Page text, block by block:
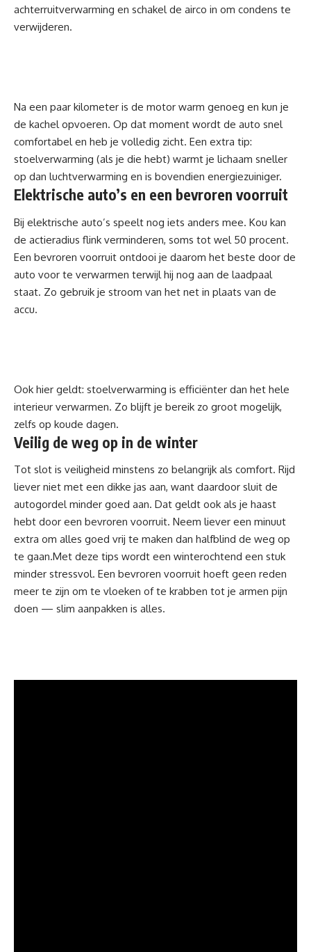
achterruitverwarming en schakel de airco in om condens te
verwijderen.
Na een paar kilometer is de motor warm genoeg en kun je
de kachel opvoeren. Op dat moment wordt de auto snel
comfortabel en heb je volledig zicht. Een extra tip:
stoelverwarming (als je die hebt) warmt je lichaam sneller
op dan luchtverwarming en is bovendien energiezuiniger.
Elektrische auto’s en een bevroren voorruit
Bij elektrische auto’s speelt nog iets anders mee. Kou kan
de actieradius flink verminderen, soms tot wel 50 procent.
Een bevroren voorruit ontdooi je daarom het beste door de
auto voor te verwarmen terwijl hij nog aan de laadpaal
staat. Zo gebruik je stroom van het net in plaats van de
accu.
Ook hier geldt: stoelverwarming is efficiënter dan het hele
interieur verwarmen. Zo blijft je bereik zo groot mogelijk,
zelfs op koude dagen.
Veilig de weg op in de winter
Tot slot is veiligheid minstens zo belangrijk als comfort. Rijd
liever niet met een dikke jas aan, want daardoor sluit de
autogordel minder goed aan. Dat geldt ook als je haast
hebt door een bevroren voorruit. Neem liever een minuut
extra om alles goed vrij te maken dan halfblind de weg op
te gaan.Met deze tips wordt een winterochtend een stuk
minder stressvol. Een bevroren voorruit hoeft geen reden
meer te zijn om te vloeken of te krabben tot je armen pijn
doen — slim aanpakken is alles.